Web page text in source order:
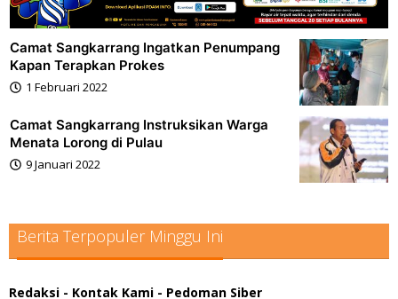
Camat Sangkarrang Ingatkan Penumpang
Kapan Terapkan Prokes
1 Februari 2022
Camat Sangkarrang Instruksikan Warga
Menata Lorong di Pulau
9 Januari 2022
Berita Terpopuler Minggu Ini
Redaksi - Kontak Kami - Pedoman Siber